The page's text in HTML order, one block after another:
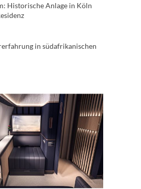
Historische Anlage in Köln
in südafrikanischen